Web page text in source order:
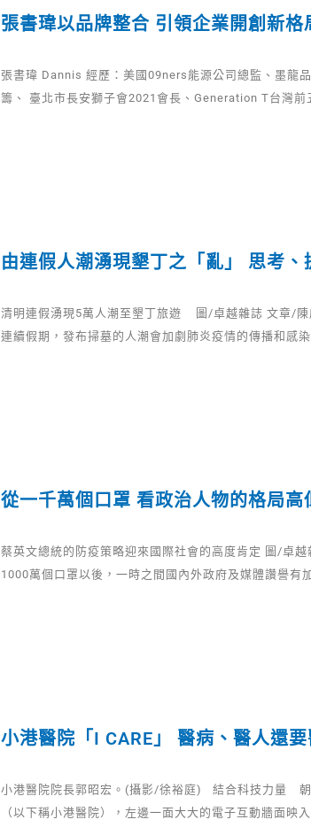
張書瑋以品牌整合 引領企業開創新格
張書瑋 Dannis 經歷：美國09ners能源公司總監、墨龍
籌、 臺北市長安獅子會2021會長、Generation T台灣前
由連假人潮湧現墾丁之「亂」 思考
清明連假湧現5萬人潮至墾丁旅遊 圖/卓越雜誌 文章/陳
連續假期，發布掃墓的人潮會加劇肺炎疫情的傳播和感
從一千萬個口罩 看政治人物的格局高
蔡英文總統的防疫策略迎來國際社會的高度肯定 圖/卓
1000萬個口罩以後，一時之間國內外政府及媒體讚譽有
小港醫院「I CARE」 醫病、醫人還
小港醫院院長郭昭宏。(攝影/徐裕庭) 結合科技力量 朝
（以下稱小港醫院），左邊一面大大的電子互動牆面映